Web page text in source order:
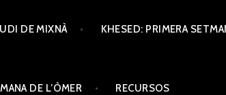
DE MIXNÀ KHESED: PRIMERA
DE L’ÒMER RECURSOS